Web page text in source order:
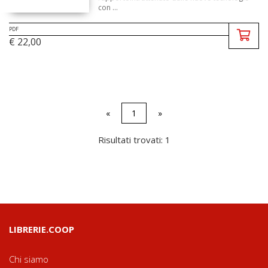
con ...
PDF
€ 22,00
« 1 »
Risultati trovati: 1
LIBRERIE.COOP
Chi siamo